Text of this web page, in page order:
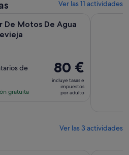
por
adulto
Ver las 11 actividades
De Motos De Agua
de
gratuita
El
precio
es
de
adulto
80 €
incluye tasas e
impuestos
por adulto
Ver las 3 actividades